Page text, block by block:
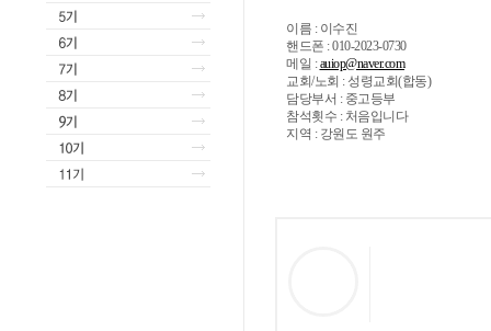
이름 : 이수진
핸드폰 : 010-2023-0730
메일 :auiop@naver.com
교회/노회 : 성령교회(합동)
담당부서 : 중고등부
참석횟수 : 처음입니다
지역 : 강원도 원주